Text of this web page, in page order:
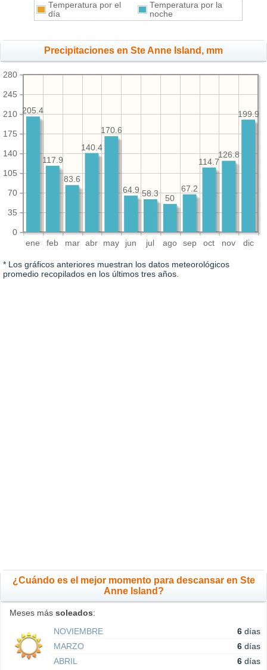
Temperatura por el
día
Temperatura por la
noche
Precipitaciones en Ste Anne Island, mm
ene feb mar abr may jun jul ago sep oct nov dic
0
35
70
105
140
175
210
245
280
199.9
126.8
114.7
67.2
50
58.3
64.9
170.6
140.4
83.6
117.9
205.4
* Los gráficos anteriores muestran los datos meteorológicos
promedio recopilados en los últimos tres años.
¿Cuándo es el mejor momento para descansar en Ste
Anne Island?
Meses más soleados:
NOVIEMBRE
6 días
MARZO
6 días
ABRIL
6 días